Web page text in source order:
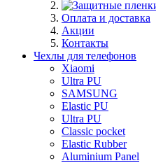
Оплата и доставка
Акции
Контакты
Чехлы для телефонов
Xiaomi
Ultra PU
SAMSUNG
Elastic PU
Ultra PU
Classic pocket
Elastic Rubber
Aluminium Panel